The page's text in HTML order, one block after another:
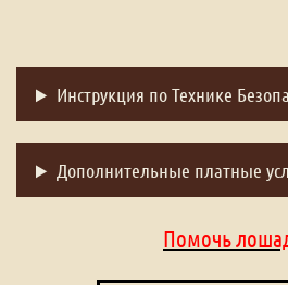
Инструкция по Технике
Дополнительные платные
Помочь